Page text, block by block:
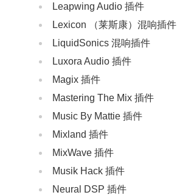
Leapwing Audio 插件
Lexicon （莱斯康）混响插件
LiquidSonics 混响插件
Luxora Audio 插件
Magix 插件
Mastering The Mix 插件
Music By Mattie 插件
Mixland 插件
MixWave 插件
‌Musik Hack‌ 插件
Neural DSP 插件